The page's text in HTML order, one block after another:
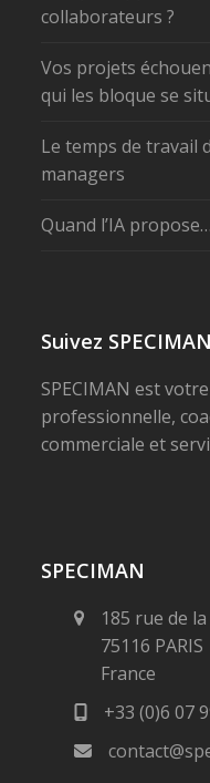
collaborateurs ?
Vos projets
qui les bloque se
Le temps de travail
managers
Quand l’IA
Suivez
SPECIMAN est
professionnelle,
commerciale et
SPECIMAN
185 rue de
75116 PARIS
France
+33 (0)6 07